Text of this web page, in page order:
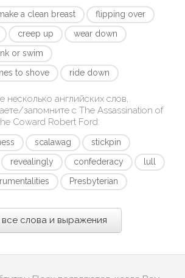
a clean breast
flipping over
creep up
wear down
or swim
to shove
ride down
несколько английских слов,
запомните с The Assassination of
Coward Robert Ford:
scalawag
stickpin
revealingly confederacy
lull
Presbyterian
слова и выражения